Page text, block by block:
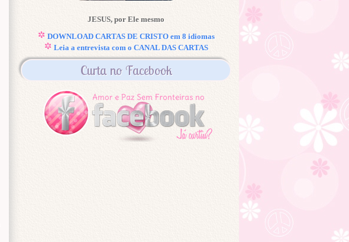
JESUS, por Ele mesmo
DOWNLOAD CARTAS DE CRISTO em 8 idiomas
Leia a entrevista com o CANAL DAS CARTAS
Curta no Facebook